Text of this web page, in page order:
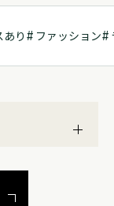
り ファッション